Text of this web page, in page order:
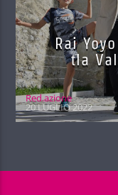
Rai
tla
Red.azione
20 LUGLIO 2022